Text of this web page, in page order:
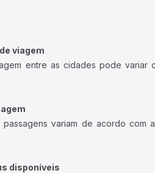
viagem
entre as cidades pode variar
variam de acordo com
disponíveis